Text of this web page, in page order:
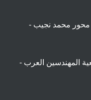
محور محمد نجيب -
148 أ /3 - جمعية المهندسين العرب -